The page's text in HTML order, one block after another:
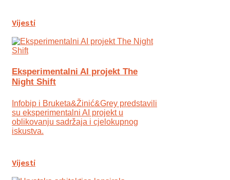
Vijesti
Eksperimentalni AI projekt The
Night Shift
Infobip i Bruketa&Žinić&Grey predstavili
su eksperimentalni AI projekt u
oblikovanju sadržaja i cjelokupnog
iskustva.
Vijesti